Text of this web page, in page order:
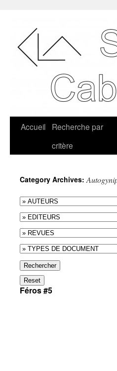
Accueil
Recherche par
critère
Category Archives:
Rechercher
Reset
Féros #5